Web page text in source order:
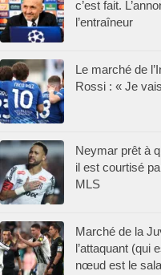
c’est fait.
l’entraîneur
Le marché de
Rossi : « Je
Neymar prêt à
il est courtisé
MLS
Marché de la
l’attaquant (qui
nœud est le